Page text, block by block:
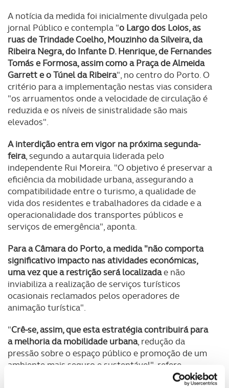
A notícia da medida foi inicialmente divulgada pelo
jornal Público e contempla "o Largo dos Loios, as
ruas de Trindade Coelho, Mouzinho da Silveira, da
Ribeira Negra, do Infante D. Henrique, de Fernandes
Tomás e Formosa, assim como a Praça de Almeida
Garrett e o Túnel da Ribeira", no centro do Porto. O
critério para a implementação nestas vias considera
"os arruamentos onde a velocidade de circulação é
reduzida e os níveis de sinistralidade são mais
elevados".
A interdição entra em vigor na próxima segunda-
feira, segundo a autarquia liderada pelo
independente Rui Moreira. "O objetivo é preservar a
eficiência da mobilidade urbana, assegurando a
compatibilidade entre o turismo, a qualidade de
vida dos residentes e trabalhadores da cidade e a
operacionalidade dos transportes públicos e
serviços de emergência", aponta.
Para a Câmara do Porto, a medida "não comporta
significativo impacto nas atividades económicas,
uma vez que a restrição será localizadae não
inviabiliza a realização de serviços turísticos
ocasionais reclamados pelos operadores de
animação turística".
"Crê-se, assim, que esta estratégia contribuirá para
a melhoria da mobilidade urbana, redução da
pressão sobre o espaço público e promoção de um
ambiente mais seguro e sustentável", refere,
estando "alinhada com as boas práticas de gestão